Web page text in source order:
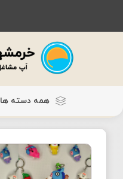
همه دسته ها